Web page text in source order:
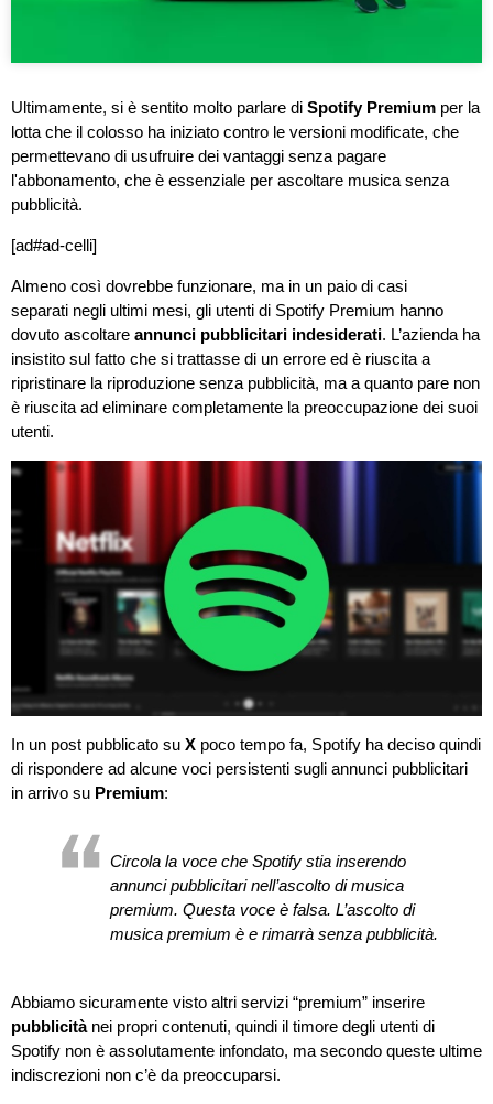
Ultimamente, si è sentito molto parlare di Spotify Premium per la
lotta che il colosso ha iniziato contro le versioni modificate, che
permettevano di usufruire dei vantaggi senza pagare
l'abbonamento, che è essenziale per ascoltare musica senza
pubblicità.
[ad#ad-celli]
Almeno così dovrebbe funzionare, ma in un paio di casi
separati negli ultimi mesi, gli utenti di Spotify Premium hanno
dovuto ascoltare annunci pubblicitari indesiderati. L’azienda ha
insistito sul fatto che si trattasse di un errore ed è riuscita a
ripristinare la riproduzione senza pubblicità, ma a quanto pare non
è riuscita ad eliminare completamente la preoccupazione dei suoi
utenti.
In un post pubblicato su X poco tempo fa, Spotify ha deciso quindi
di rispondere ad alcune voci persistenti sugli annunci pubblicitari
in arrivo su Premium:
Circola la voce che Spotify stia inserendo
annunci pubblicitari nell’ascolto di musica
premium. Questa voce è falsa. L’ascolto di
musica premium è e rimarrà senza pubblicità.
Abbiamo sicuramente visto altri servizi “premium” inserire
pubblicitànei propri contenuti, quindi il timore degli utenti di
Spotify non è assolutamente infondato, ma secondo queste ultime
indiscrezioni non c’è da preoccuparsi.